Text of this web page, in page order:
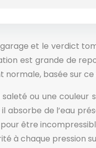
et le verdict
est grande de
basée sur ce
saleté ou une
absorbe de l’eau
être
à chaque pression